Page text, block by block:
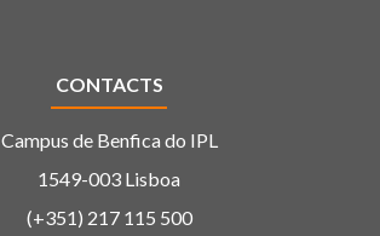
CONTACTS
Campus de Benfica do IPL
1549-003 Lisboa
(+351) 217 115 500